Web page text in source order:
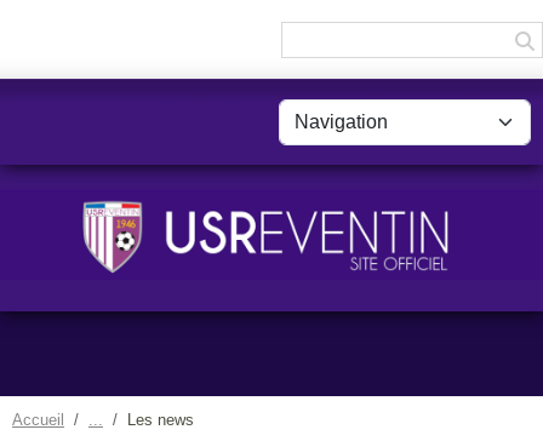
Accueil Les news